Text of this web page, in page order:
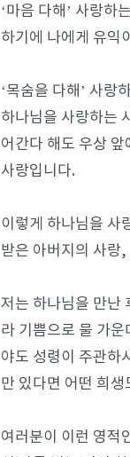
‘마음 다해’ 사랑하
하기에 나에게 유익
‘목숨을 다해’ 사랑
하나님을 사랑하는
어간다 해도 우상
사랑입니다.
이렇게 하나님을 사
받은 아버지의 사랑
저는 하나님을 만난
라 기쁨으로 물 가
야도 성령이 주관하
만 있다면 어떤 희
여러분이 이런 영적